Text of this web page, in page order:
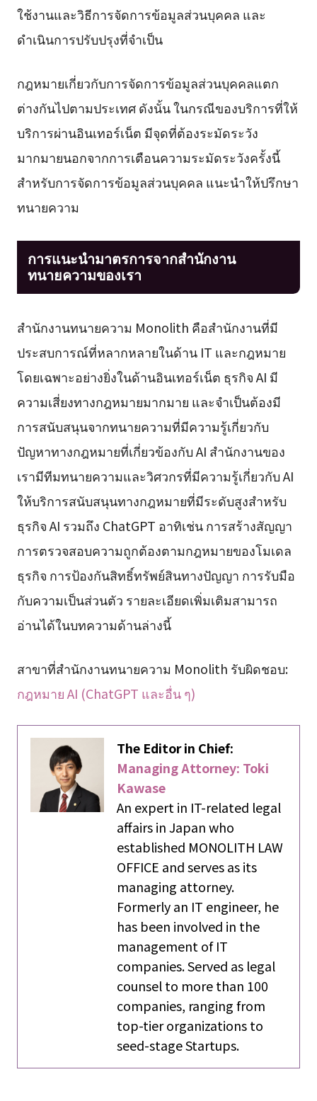
ใช้งานและวิธีการจัดการข้อมูลส่วนบุคคล และ
ดำเนินการปรับปรุงที่จำเป็น
กฎหมายเกี่ยวกับการจัดการข้อมูลส่วนบุคคลแตก
ต่างกันไปตามประเทศ ดังนั้น ในกรณีของบริการที่ให้
บริการผ่านอินเทอร์เน็ต มีจุดที่ต้องระมัดระวัง
มากมายนอกจากการเตือนความระมัดระวังครั้งนี้
สำหรับการจัดการข้อมูลส่วนบุคคล แนะนำให้ปรึกษา
ทนายความ
การแนะนำมาตรการจากสำนักงาน
ทนายความของเรา
สำนักงานทนายความ Monolith คือสำนักงานที่มี
ประสบการณ์ที่หลากหลายในด้าน IT และกฎหมาย
โดยเฉพาะอย่างยิ่งในด้านอินเทอร์เน็ต ธุรกิจ AI มี
ความเสี่ยงทางกฎหมายมากมาย และจำเป็นต้องมี
การสนับสนุนจากทนายความที่มีความรู้เกี่ยวกับ
ปัญหาทางกฎหมายที่เกี่ยวข้องกับ AI สำนักงานของ
เรามีทีมทนายความและวิศวกรที่มีความรู้เกี่ยวกับ AI
ให้บริการสนับสนุนทางกฎหมายที่มีระดับสูงสำหรับ
ธุรกิจ AI รวมถึง ChatGPT อาทิเช่น การสร้างสัญญา
การตรวจสอบความถูกต้องตามกฎหมายของโมเดล
ธุรกิจ การป้องกันสิทธิ์ทรัพย์สินทางปัญญา การรับมือ
กับความเป็นส่วนตัว รายละเอียดเพิ่มเติมสามารถ
อ่านได้ในบทความด้านล่างนี้
สาขาที่สำนักงานทนายความ Monolith รับผิดชอบ:
กฎหมาย AI (ChatGPT และอื่น ๆ)
The Editor in Chief:
Managing Attorney: Toki
Kawase
An expert in IT-related legal
affairs in Japan who
established MONOLITH LAW
OFFICE and serves as its
managing attorney.
Formerly an IT engineer, he
has been involved in the
management of IT
companies. Served as legal
counsel to more than 100
companies, ranging from
top-tier organizations to
seed-stage Startups.